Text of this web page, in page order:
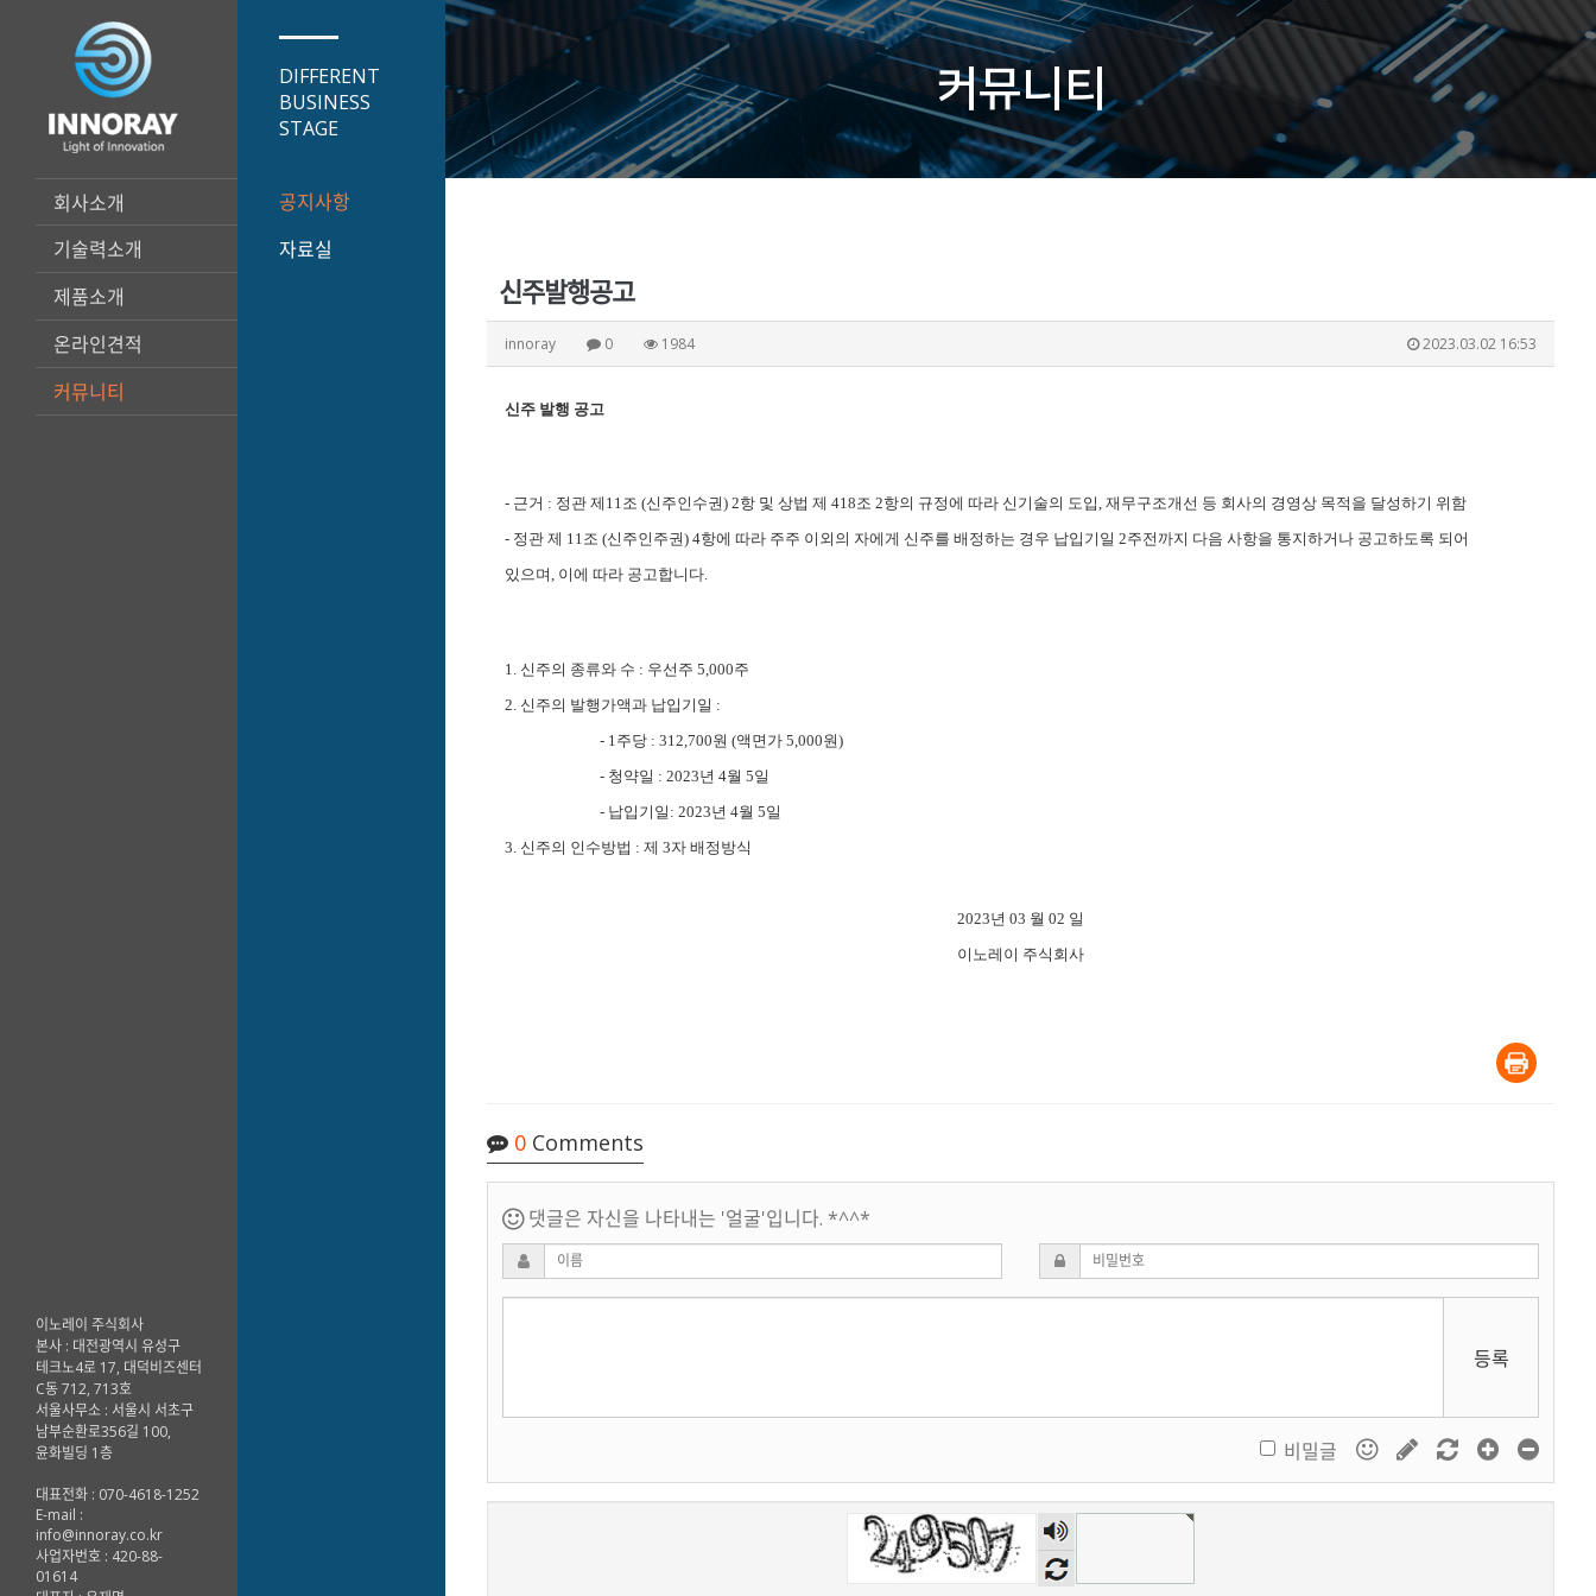
회사소개
기술력소개
제품소개
온라인견적
커뮤니티
DIFFERENT
BUSINESS
STAGE
공지사항
자료실
이노레이 주식회사
본사 : 대전광역시 유성구
테크노4로 17, 대덕비즈센터
C동 712, 713호
서울사무소 : 서울시 서초구
남부순환로356길 100,
윤화빌딩 1층
대표전화 : 070-4618-1252
E-mail :
info@innoray.co.kr
사업자번호 : 420-88-
01614
커뮤니티
신주발행공고
innoray 0 1984 2023.03.02 16:53
신주 발행 공고
- 근거 : 정관 제 11조 (신주인수권) 2항 및 상법 제 418조 2항의 규정에 따라 신기술의 도입, 재무구조개선 등 회사의 경영상 목적을 달성하기 위함
- 정관 제 11조 (신주인주권) 4항에 따라 주주 이외의 자에게 신주를 배정하는 경우 납입기일 2주전까지 다음 사항을 통지하거나 공고하도록 되어
있으며, 이에 따라 공고합니다.
1. 신주의 종류와 수 : 우선주 5,000주
2. 신주의 발행가액과 납입기일 :
- 1 주당 : 312,700원 (액면가 5,000원)
- 청약일 : 2023년 4월 5일
- 납입기일: 2023년 4월 5일
3. 신주의 인수방법 : 제 3자 배정방식
2023년 03 월 02 일
이노레이 주식회사
0 Comments
댓글은 자신을 나타내는 '얼굴'입니다. *^^*
등록
비밀글
숫자
음성
듣기